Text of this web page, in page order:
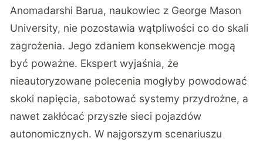
Anomadarshi Barua, naukowiec z George Mason
University, nie pozostawia wątpliwości co do skali
zagrożenia. Jego zdaniem konsekwencje mogą
być poważne. Ekspert wyjaśnia, że
nieautoryzowane polecenia mogłyby powodować
skoki napięcia, sabotować systemy przydrożne, a
nawet zakłócać przyszłe sieci pojazdów
autonomicznych. W najgorszym scenariuszu